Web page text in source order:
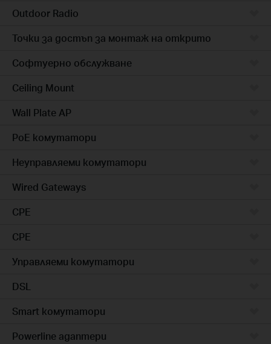
Outdoor Radio
Точки за достъп за монтаж на открито
Софтуерно обслужване
Ceiling Mount
Wall Plate AP
PoE комутатори
Неуправляеми комутатори
Wired Gateways
CPE
CPE
Управляеми комутатори
DSL
Smart комутатори
Powerline адаптери